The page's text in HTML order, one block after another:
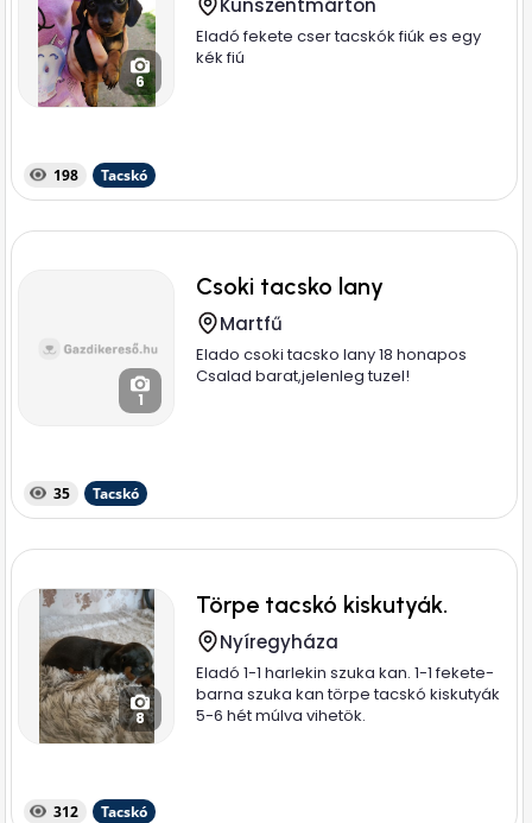
6
Kunszentmárton
Eladó fekete cser tacskók fiúk es egy
kék fiú
198 Tacskó
1
Csoki tacsko lany
Martfű
Elado csoki tacsko lany 18 honapos
Csalad barat,jelenleg tuzel!
35 Tacskó
8
Törpe tacskó kiskutyák.
Nyíregyháza
Eladó 1-1 harlekin szuka kan. 1-1 fekete-
barna szuka kan törpe tacskó kiskutyák
5-6 hét múlva vihetök.
312 Tacskó